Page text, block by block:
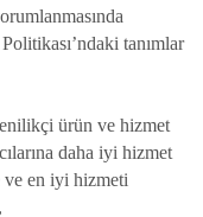
tanımlar
ürün ve hizmet
daha iyi hizmet
en iyi hizmeti